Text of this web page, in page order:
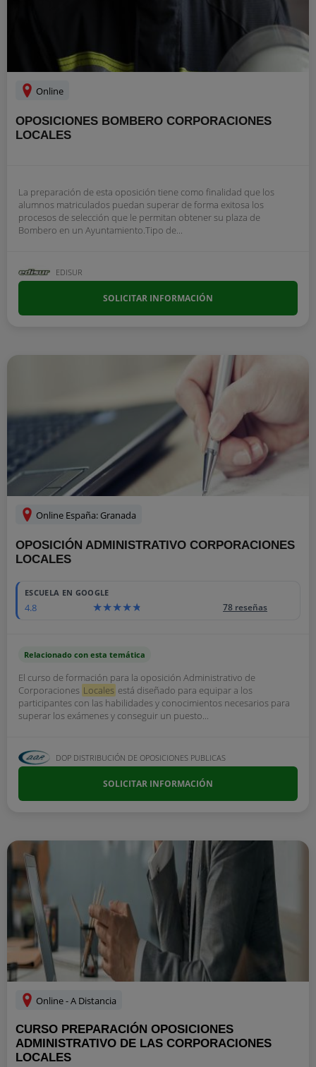
Online
OPOSICIONES BOMBERO CORPORACIONES
LOCALES
La preparación de esta oposición tiene como finalidad que los
alumnos matriculados puedan superar de forma exitosa los
procesos de selección que le permitan obtener su plaza de
Bombero en un Ayuntamiento.Tipo de...
EDISUR
SOLICITAR INFORMACIÓN
Online España: Granada
OPOSICIÓN ADMINISTRATIVO CORPORACIONES
LOCALES
ESCUELA EN GOOGLE
4.8 78 reseñas
Relacionado con esta temática
El curso de formación para la oposición Administrativo de
Corporaciones Locales está diseñado para equipar a los
participantes con las habilidades y conocimientos necesarios para
superar los exámenes y conseguir un puesto...
DOP DISTRIBUCIÓN DE OPOSICIONES PUBLICAS
SOLICITAR INFORMACIÓN
Online - A Distancia
CURSO PREPARACIÓN OPOSICIONES
ADMINISTRATIVO DE LAS CORPORACIONES
LOCALES